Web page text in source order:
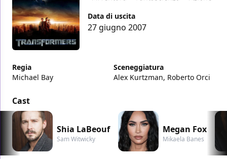
Data di uscita
27 giugno 2007
Regia
Michael Bay
Sceneggiatura
Alex Kurtzman, Roberto Orci
Cast
Shia LaBeouf
Sam Witwicky
Megan Fox
Mikaela Banes